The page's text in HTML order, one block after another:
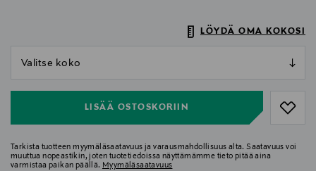
LÖYDÄ OMA KOKOSI
LISÄÄ OSTOSKORIIN
Tarkista tuotteen myymäläsaatavuus ja varausmahdollisuus alta. Saatavuus voi
muuttua nopeastikin, joten tuotetiedoissa näyttämämme tieto pitää aina
varmistaa paikan päällä. Myymäläsaatavuus